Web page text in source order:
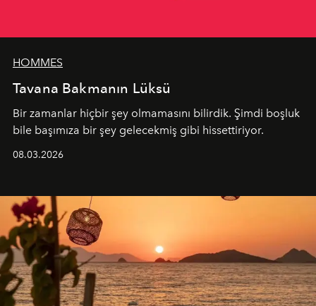
HOMMES
Tavana Bakmanın Lüksü
Bir zamanlar hiçbir şey olmamasını bilirdik. Şimdi boşluk
bile başımıza bir şey gelecekmiş gibi hissettiriyor.
08.03.2026